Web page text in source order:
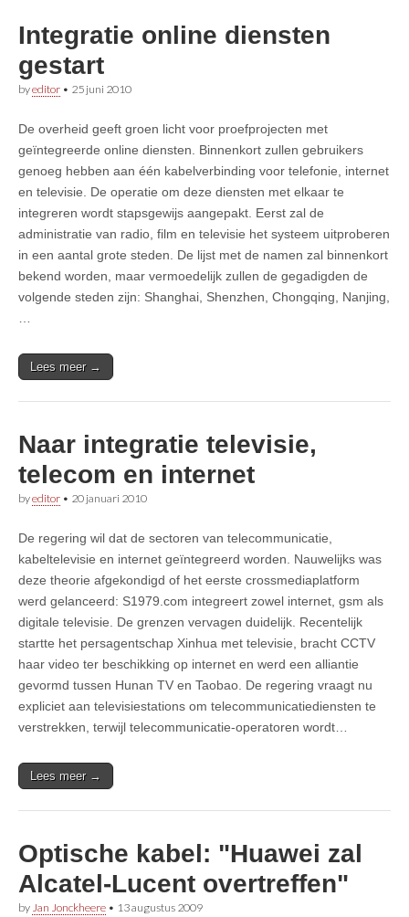
Integratie online diensten
gestart
byeditor • 25 juni 2010
De overheid geeft groen licht voor proefprojecten met
geïntegreerde online diensten. Binnenkort zullen gebruikers
genoeg hebben aan één kabelverbinding voor telefonie, internet
en televisie. De operatie om deze diensten met elkaar te
integreren wordt stapsgewijs aangepakt. Eerst zal de
administratie van radio, film en televisie het systeem uitproberen
in een aantal grote steden. De lijst met de namen zal binnenkort
bekend worden, maar vermoedelijk zullen de gegadigden de
volgende steden zijn: Shanghai, Shenzhen, Chongqing, Nanjing,
Lees meer →
Naar integratie televisie,
telecom en internet
byeditor • 20 januari 2010
De regering wil dat de sectoren van telecommunicatie,
kabeltelevisie en internet geïntegreerd worden. Nauwelijks was
deze theorie afgekondigd of het eerste crossmediaplatform
werd gelanceerd: S1979.com integreert zowel internet, gsm als
digitale televisie. De grenzen vervagen duidelijk. Recentelijk
startte het persagentschap Xinhua met televisie, bracht CCTV
haar video ter beschikking op internet en werd een alliantie
gevormd tussen Hunan TV en Taobao. De regering vraagt nu
expliciet aan televisiestations om telecommunicatiediensten te
verstrekken, terwijl telecommunicatie-operatoren wordt…
Lees meer →
Optische kabel: "Huawei zal
Alcatel-Lucent overtreffen"
by Jan Jonckheere • 13 augustus 2009